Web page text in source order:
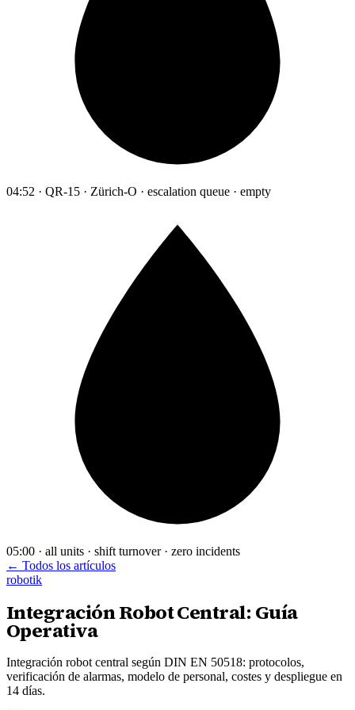
04:52 · QR-15 · Zürich-O · escalation queue · empty
05:00 · all units · shift turnover · zero incidents
← Todos los artículos
robotik
Integración Robot Central: Guía
Operativa
Integración robot central según DIN EN 50518: protocolos,
verificación de alarmas, modelo de personal, costes y despliegue en
14 días.